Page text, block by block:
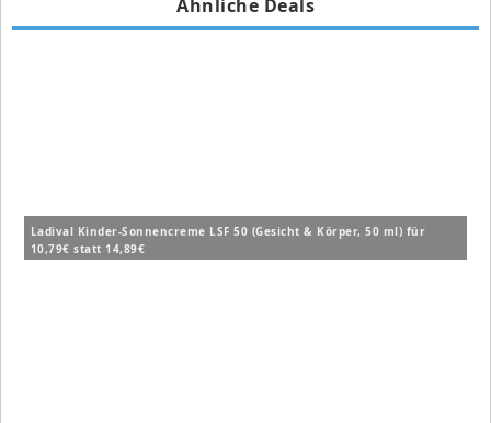
Ähnliche Deals
Ladival Kinder-Sonnencreme LSF 50 (Gesicht & Körper, 50 ml) für
10,79€ statt 14,89€